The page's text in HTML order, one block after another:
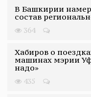
В Башкирии
состав
364
Хабиров о
машинах мэрии
надо»
435